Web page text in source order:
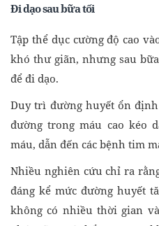
Đi dạo sau bữa tối
Tập thể dục cường độ cao
khó thư giãn, nhưng sau
để đi dạo.
Duy trì đường huyết ổn
đường trong máu cao kéo
máu, dẫn đến các bệnh tim
Nhiều nghiên cứu chỉ ra
đáng kể mức đường huyết
không có nhiều thời gian